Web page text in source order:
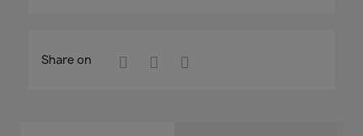
Share on